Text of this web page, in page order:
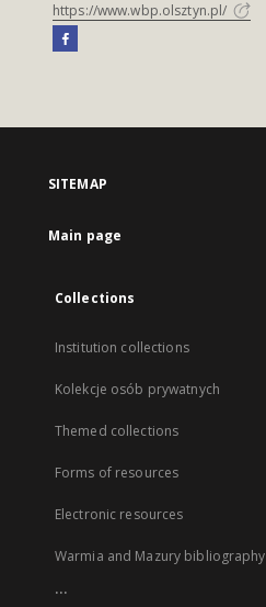
https://www.wbp.olsztyn.pl/
SITEMAP
Main page
Collections
Institution collections
Kolekcje osób prywatnych
Themed collections
Forms of resources
Electronic resources
Warmia and Mazury bibliography
...